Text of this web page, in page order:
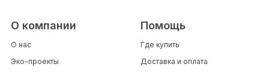
О компании
О нас
Эко-проекты
Помощь
Где купить
Доставка и оплата